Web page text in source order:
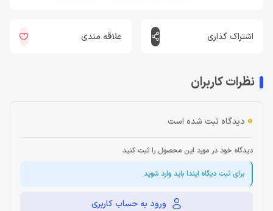
اشتراک گذاری علاقه مندی
نظرات کاربران
0 دیدگاه ثبت شده است
دیدگاه خود در مورد این محصول را ثبت کنید
برای ثبت دیگاه ایندا باید وارد شوید
ورود به حساب کاربری